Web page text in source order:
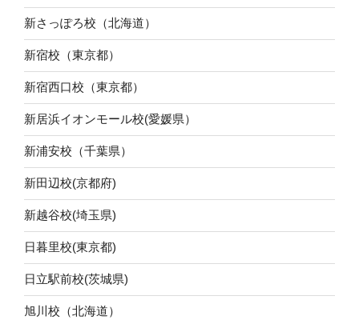
新さっぽろ校（北海道）
新宿校（東京都）
新宿西口校（東京都）
新居浜イオンモール校(愛媛県）
新浦安校（千葉県）
新田辺校(京都府)
新越谷校(埼玉県)
日暮里校(東京都)
日立駅前校(茨城県)
旭川校（北海道）